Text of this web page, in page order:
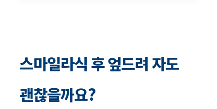
스마일라식 후 엎드려 자도
괜찮을까요?